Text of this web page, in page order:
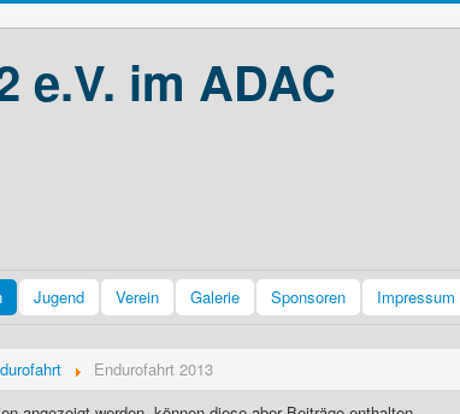
e.V. im ADAC
Jugend Verein Galerie Sponsoren Impressum
Endurofahrt 2013